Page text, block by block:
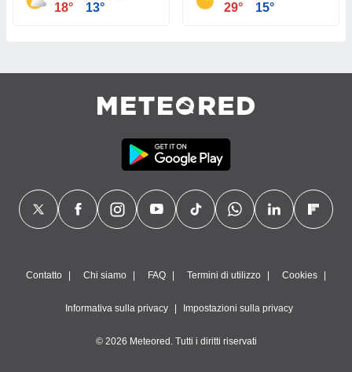
18° 13° 29° 15°
Contatto Chi siamo FAQ Termini di utilizzo Cookies
Informativa sulla privacy Impostazioni sulla privacy
© 2026 Meteored. Tutti i diritti riservati